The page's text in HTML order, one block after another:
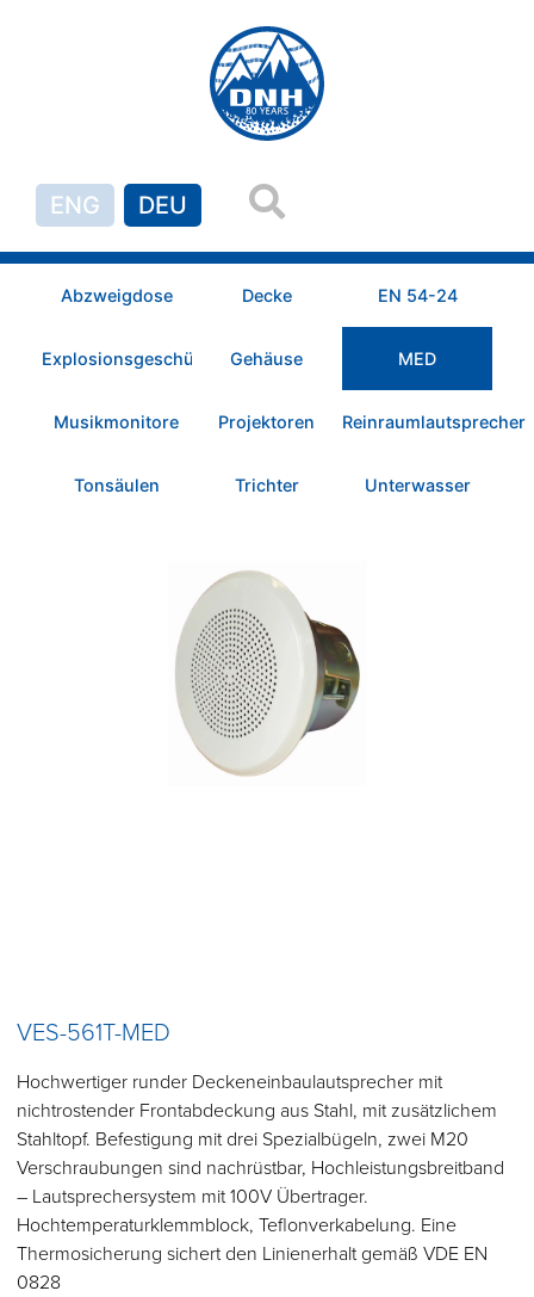
ENG DEU
Abzweigdose Decke EN 54-24
Explosionsgeschützt Gehäuse MED
Musikmonitore Projektoren Reinraumlautsprecher
Tonsäulen Trichter Unterwasser
VES-561T-MED
Hochwertiger runder Deckeneinbaulautsprecher mit
nichtrostender Frontabdeckung aus Stahl, mit zusätzlichem
Stahltopf. Befestigung mit drei Spezialbügeln, zwei M20
Verschraubungen sind nachrüstbar, Hochleistungsbreitband
– Lautsprechersystem mit 100V Übertrager.
Hochtemperaturklemmblock, Teflonverkabelung. Eine
Thermosicherung sichert den Linienerhalt gemäß VDE EN
0828